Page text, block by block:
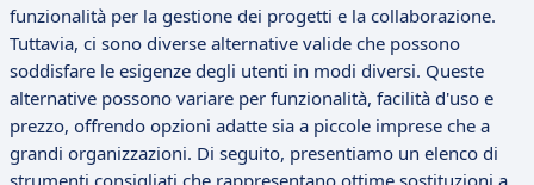
funzionalità per la gestione dei progetti e la collaborazione.
Tuttavia, ci sono diverse alternative valide che possono
soddisfare le esigenze degli utenti in modi diversi. Queste
alternative possono variare per funzionalità, facilità d'uso e
prezzo, offrendo opzioni adatte sia a piccole imprese che a
grandi organizzazioni. Di seguito, presentiamo un elenco di